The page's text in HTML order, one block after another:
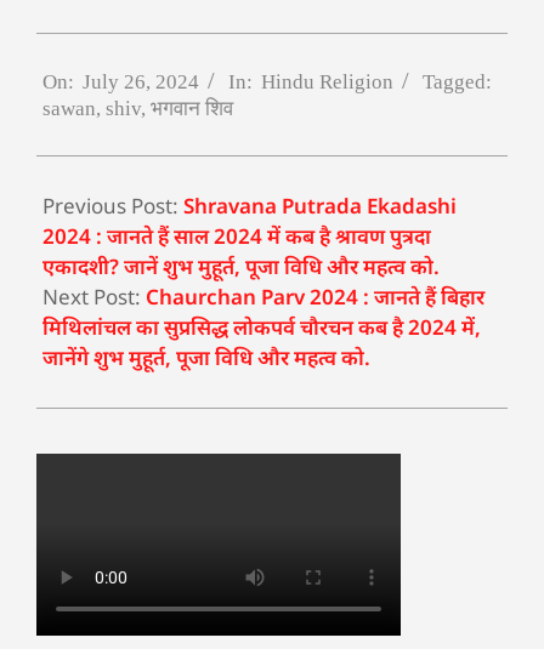
On: July 26, 2024 In: Hindu Religion
Tagged:
sawan, shiv, भगवान शिव
Previous Post: Shravana Putrada Ekadashi
2024 : जानते हैं साल 2024 में कब है श्रावण पुत्रदा
एकादशी? जानें शुभ मुहूर्त, पूजा विधि और महत्व को.
Next Post: Chaurchan Parv 2024 : जानते हैं बिहार
मिथिलांचल का सुप्रसिद्ध लोकपर्व चौरचन कब है 2024 में,
जानेंगे शुभ मुहूर्त, पूजा विधि और महत्व को.